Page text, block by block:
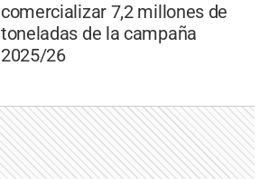
comercializar 7,2 millones de
toneladas de la campaña
2025/26